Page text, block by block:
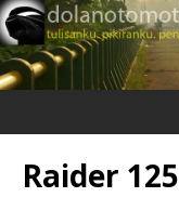
Raider 125